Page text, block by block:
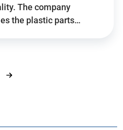
The company
the plastic parts…